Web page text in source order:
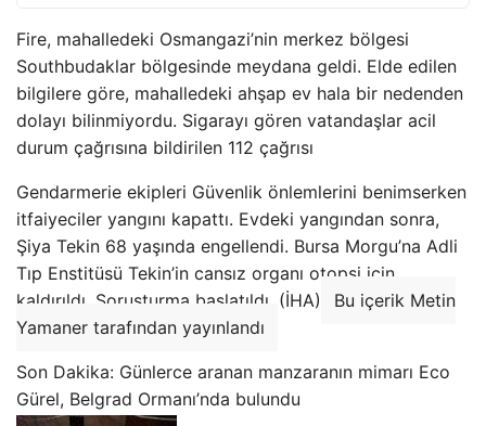
Fire, mahalledeki Osmangazi’nin merkez bölgesi
Southbudaklar bölgesinde meydana geldi. Elde edilen
bilgilere göre, mahalledeki ahşap ev hala bir nedenden
dolayı bilinmiyordu. Sigarayı gören vatandaşlar acil
durum çağrısına bildirilen 112 çağrısı
Gendarmerie ekipleri Güvenlik önlemlerini benimserken
itfaiyeciler yangını kapattı. Evdeki yangından sonra,
Şiya Tekin 68 yaşında engellendi. Bursa Morgu’na Adli
Tıp Enstitüsü Tekin’in cansız organı otopsi için
kaldırıldı. Soruşturma başlatıldı. (İHA)
Bu içerik Metin
Yamaner tarafından yayınlandı
Son Dakika: Günlerce aranan manzaranın mimarı Eco
Gürel, Belgrad Ormanı’nda bulundu